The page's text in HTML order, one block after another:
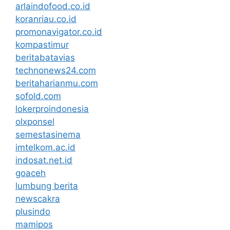
arlaindofood.co.id
koranriau.co.id
promonavigator.co.id
kompastimur
beritabatavias
technonews24.com
beritaharianmu.com
sofold.com
lokerproindonesia
olxponsel
semestasinema
imtelkom.ac.id
indosat.net.id
goaceh
lumbung berita
newscakra
plusindo
mamipos